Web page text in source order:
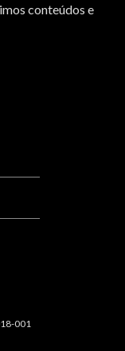
conteúdos e
001